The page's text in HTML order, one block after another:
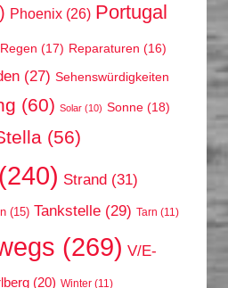
Phoenix (26) Portugal
Regen (17) Reparaturen (16)
(27) Sehenswürdigkeiten
(60) Solar (10) Sonne (18)
(56)
(240) Strand (31)
(15) Tankstelle (29) Tarn (11)
(269) V/E-
(20) Winter (11)